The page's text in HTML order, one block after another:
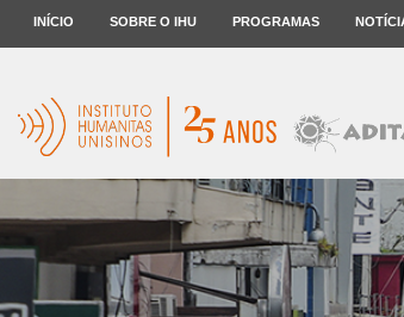
INÍCIO SOBRE O IHU PROGRAMAS